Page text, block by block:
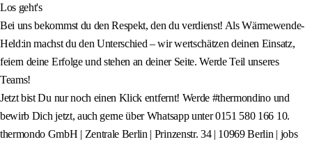
Los geht's
Bei uns bekommst du den Respekt, den du verdienst! Als Wärmewende-
Held:in machst du den Unterschied – wir wertschätzen deinen Einsatz,
feiern deine Erfolge und stehen an deiner Seite. Werde Teil unseres
Teams!
Jetzt bist Du nur noch einen Klick entfernt! Werde #thermondino und
bewirb Dich jetzt, auch gerne über Whatsapp unter 0151 580 166 10.
thermondo GmbH | Zentrale Berlin | Prinzenstr. 34 | 10969 Berlin | jobs